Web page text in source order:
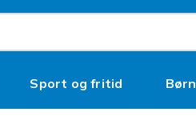
Sport og fritid Børn